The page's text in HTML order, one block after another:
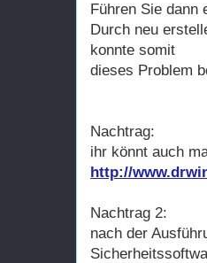
Führen Sie dann
Durch neu
konnte somit
dieses Problem
Nachtrag:
ihr könnt auch
http://
Nachtrag 2:
nach der